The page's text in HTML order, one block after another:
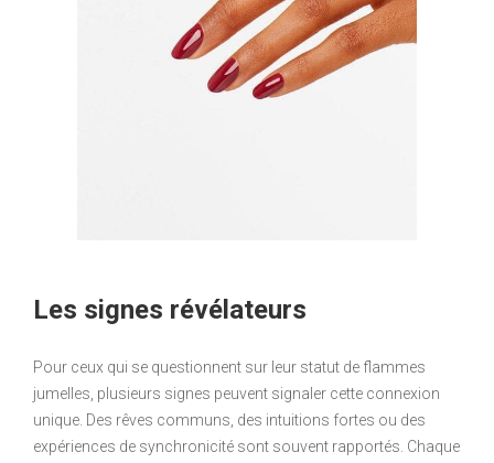
Les signes révélateurs
Pour ceux qui se questionnent sur leur statut de flammes
jumelles, plusieurs signes peuvent signaler cette connexion
unique. Des rêves communs, des intuitions fortes ou des
expériences de synchronicité sont souvent rapportés. Chaque